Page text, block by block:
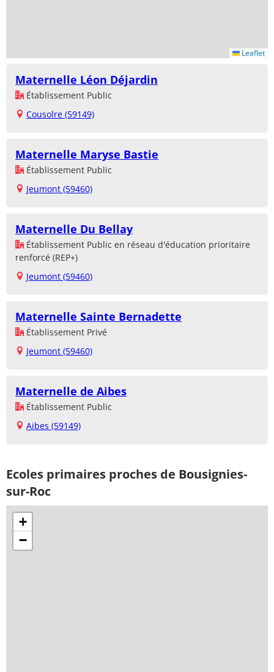
Leaflet
Maternelle Léon Déjardin
Établissement Public
Cousolre (59149)
Maternelle Maryse Bastie
Établissement Public
Jeumont (59460)
Maternelle Du Bellay
Établissement Public en réseau d'éducation prioritaire
renforcé (REP+)
Jeumont (59460)
Maternelle Sainte Bernadette
Établissement Privé
Jeumont (59460)
Maternelle de Aibes
Établissement Public
Aibes (59149)
Ecoles primaires proches de Bousignies-
sur-Roc
+
−